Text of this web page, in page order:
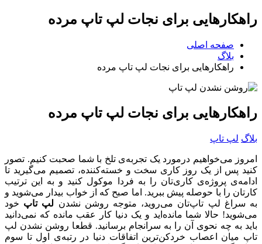
راهکارهایی برای نجات لپ تاپ مرده
صفحه اصلی
بلاگ
راهکارهایی برای نجات لپ تاپ مرده
راهکارهایی برای نجات لپ تاپ مرده
بلاگ لپ تاپ
امروز می‌خواهیم درمورد یک تجربه‌ی تلخ با شما صحبت کنیم. تصور
کنید پس از یک روز کاری سخت و خسته‌کننده، تصمیم می‌گیرید تا
ادامه‌ی پروژه‌ی کاری‌تان را به فردا موکول کنید و به این ترتیب
کارتان را با حوصله پیش ببرید. اما صبح که از خواب بیدار می‌شوید و
به سراغ لپ تاپ‌تان می‌روید، متوجه روشن نشدن لپ تاپ خود
می‌شوید! حالا شما مانده‌اید و یک دنیا کار عقب مانده که نمی‌دانید
باید به چه نحوی آن را به سرانجام برسانید. قطعا روشن نشدن لپ
تاپ میان اعصاب خردکن‌ترین اتفاقات دنیا در رتبه‌ی اول تا سوم